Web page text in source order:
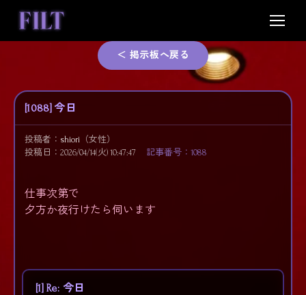
content
＜ 掲示板へ戻る
[1088] 今日
投稿者： shiori （女性）
投稿日：2026/04/14(火) 10:47:47
記事番号：1088
仕事次第で
夕方か夜行けたら伺います
[1] Re: 今日